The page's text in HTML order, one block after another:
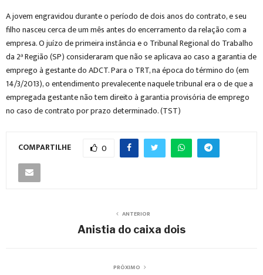
A jovem engravidou durante o período de dois anos do contrato, e seu
filho nasceu cerca de um mês antes do encerramento da relação com a
empresa. O juízo de primeira instância e o Tribunal Regional do Trabalho
da 2ª Região (SP) consideraram que não se aplicava ao caso a garantia de
emprego à gestante do ADCT. Para o TRT, na época do término do (em
14/3/2013), o entendimento prevalecente naquele tribunal era o de que a
empregada gestante não tem direito à garantia provisória de emprego
no caso de contrato por prazo determinado. (TST)
COMPARTILHE 0
ANTERIOR
Anistia do caixa dois
PRÓXIMO